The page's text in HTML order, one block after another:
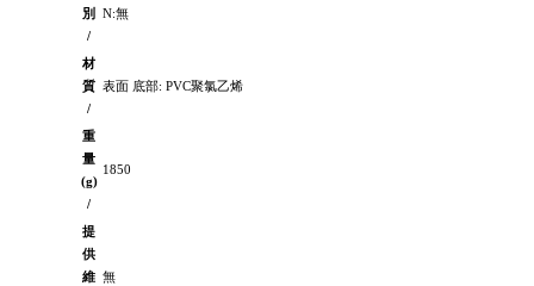
別
/
N:無
材
質
/
表面 底部: PVC聚氯乙烯
重
量
(g)
/
1850
提
供
維 無